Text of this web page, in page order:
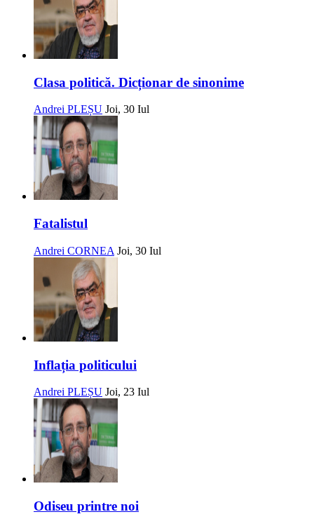
Clasa politică. Dicționar de sinonime
Andrei PLEȘU Joi, 30 Iul
Fatalistul
Andrei CORNEA Joi, 30 Iul
Inflația politicului
Andrei PLEȘU Joi, 23 Iul
Odiseu printre noi